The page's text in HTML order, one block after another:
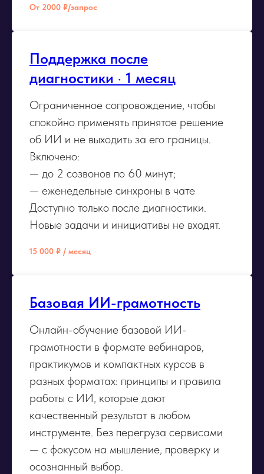
От 2000 ₽/запрос
Поддержка после
диагностики · 1 месяц
Ограниченное сопровождение, чтобы
спокойно применять принятое решение
об ИИ и не выходить за его границы.
Включено:
— до 2 созвонов по 60 минут;
— еженедельные синхроны в чате
Доступно только после диагностики.
Новые задачи и инициативы не входят.
15 000 ₽ / месяц
Базовая ИИ-грамотность
Онлайн-обучение базовой ИИ-
грамотности в формате вебинаров,
практикумов и компактных курсов в
разных форматах: принципы и правила
работы с ИИ, которые дают
качественный результат в любом
инструменте. Без перегруза сервисами
— с фокусом на мышление, проверку и
осознанный выбор.